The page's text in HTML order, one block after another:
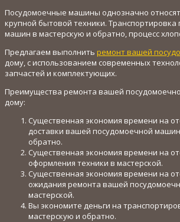
Посудомоечные машины однозначно
крупной бытовой техники.
машин в мастерскую и обратно, процесс
Предлагаем выполнить ремонт вашей
дому, с использованием современных
запчастей и комплектующих.
Преимущества ремонта вашей
дому:
Существенная экономия времени на
доставки вашей посудомоечной
обратно.
Существенная экономия времени на
оформления техники в мастерской.
Существенная экономия времени на
ожидания ремонта вашей
мастерской.
Вы экономите деньги на
мастерскую и обратно.